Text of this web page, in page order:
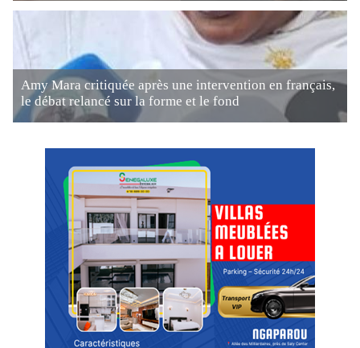
Amy Mara critiquée après une intervention en français,
le débat relancé sur la forme et le fond